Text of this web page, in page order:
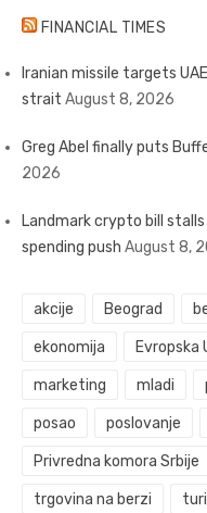
FINANCIAL TIMES
Iranian missile targets
strait August 8, 2026
Greg Abel finally puts
2026
Landmark crypto bill
spending push August 8,
akcije Beograd
ekonomija Evropska
marketing mladi
posao poslovanje
Privredna komora Srbije
trgovina na berzi